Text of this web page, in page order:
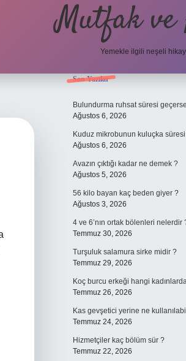
Mutfak ve
Yemekle ilgili neşeli
Sidebar
Son Yazılar
Bulundurma ruhsat süresi geçerse
Ağustos 6, 2026
Kuduz mikrobunun kuluçka
Ağustos 6, 2026
Avazın çıktığı kadar ne demek ?
Ağustos 5, 2026
56 kilo bayan kaç beden giyer ?
Ağustos 3, 2026
4 ve 6’nın ortak bölenleri nelerdir
Temmuz 30, 2026
Turşuluk salamura sirke midir ?
Temmuz 29, 2026
Koç burcu erkeği hangi
Temmuz 26, 2026
Kas gevşetici yerine ne
Temmuz 24, 2026
Hizmetçiler kaç bölüm sür ?
Temmuz 22, 2026